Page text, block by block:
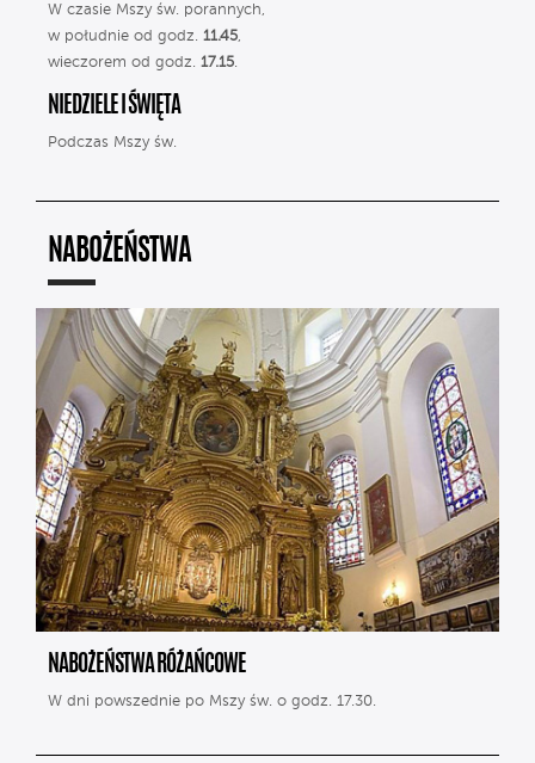
W czasie Mszy św. porannych,
w południe od godz. 11.45
wieczorem od godz. 17.15
NIEDZIELE I ŚWIĘTA
Podczas Mszy św.
NABOŻEŃSTWA
NABOŻEŃSTWA RÓŻAŃCOWE
W dni powszednie po Mszy św. o godz. 17.30.